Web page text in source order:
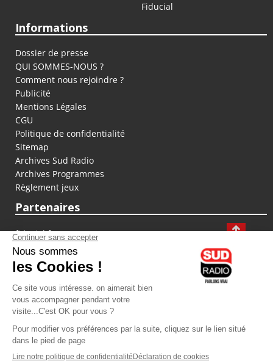
Fiducial
Informations
Dossier de presse
QUI SOMMES-NOUS ?
Comment nous rejoindre ?
Publicité
Mentions Légales
CGU
Politique de confidentialité
Sitemap
Archives Sud Radio
Archives Programmes
Règlement jeux
Partenaires
fiducial.fr
lyoncapitale.fr
olympique-et-lyonnais.com
L'application Iphone / Android
Téléchargez l'application
Les cookies